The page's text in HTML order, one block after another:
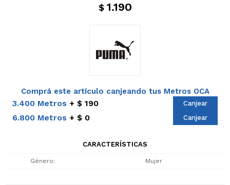
$ 1.190
Comprá este artículo canjeando tus Metros OCA
3.400 Metros $ 190 Canjear
6.800 Metros $ 0 Canjear
CARACTERÍSTICAS
Género Mujer